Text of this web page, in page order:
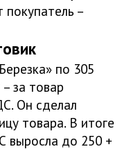
покупатель –
по 305
за товар
Он сделал
товара. В итоге
выросла до 250 +